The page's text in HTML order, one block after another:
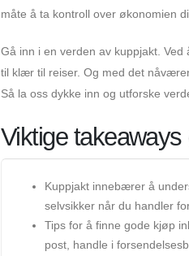
måte å ta kontroll over økonomien
Gå inn i en verden av kuppjakt.
til klær til reiser. Og med det
Så la oss dykke inn og utforske
Viktige
Kuppjakt innebærer å
selvsikker når du handler
Tips for å finne gode kjøp
post, handle i